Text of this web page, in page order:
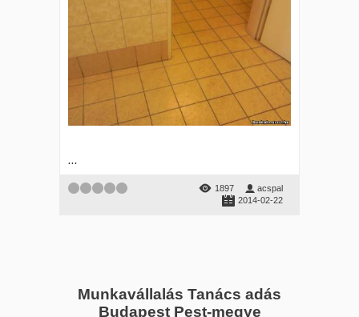
...
1897
acspal
2014-02-22
Munkavállalás Tanács adás
Budapest Pest-megye